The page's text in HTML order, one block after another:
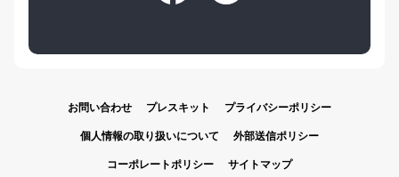
お問い合わせ プレスキット プライバシーポリシー
個人情報の取り扱いについて 外部送信ポリシー
コーポレートポリシー サイトマップ